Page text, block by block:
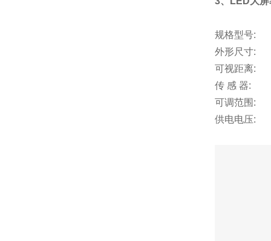
规格型号:
外形尺寸:
可视距离:
传 感 器:
可调范围:
供电电